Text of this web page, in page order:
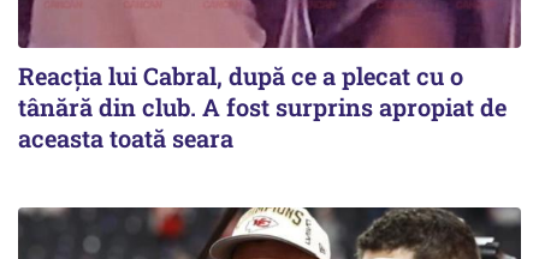
Reacția lui Cabral, după ce a plecat cu o
tânără din club. A fost surprins apropiat de
aceasta toată seara